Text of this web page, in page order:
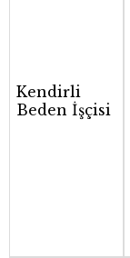
Kendirli
Beden İşçisi